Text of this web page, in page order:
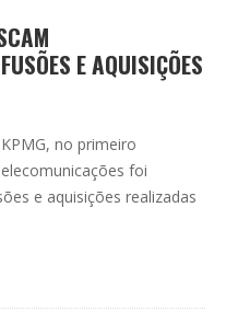
E AQUISIÇÕES
no primeiro
foi
e aquisições realizadas